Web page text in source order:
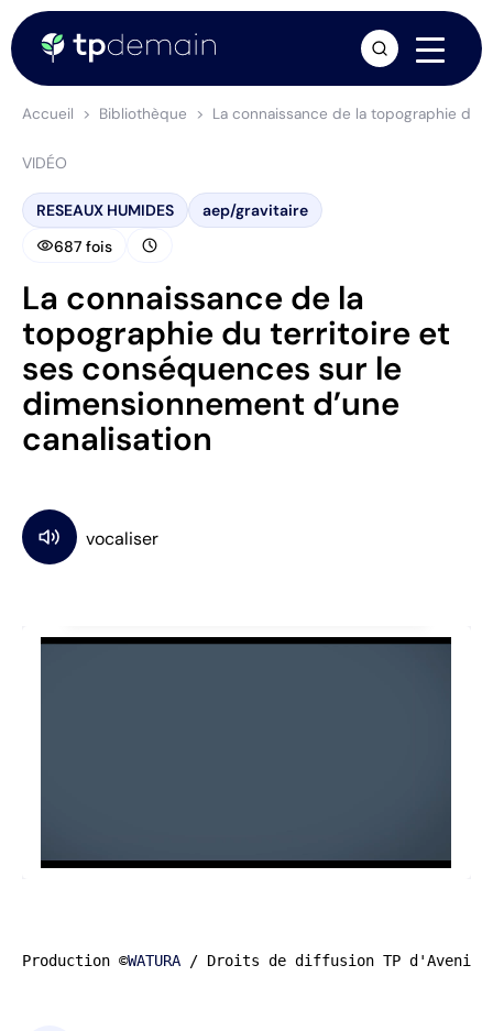
Accueil Bibliothèque La connaissance de la topographie du
VIDÉO
RESEAUX HUMIDES aep/gravitaire
visibility687 fois schedule
La connaissance de la
topographie du territoire et
ses conséquences sur le
dimensionnement d’une
canalisation
Production ©WATURA / Droits de diffusion TP d'Avenir
arrow_forward